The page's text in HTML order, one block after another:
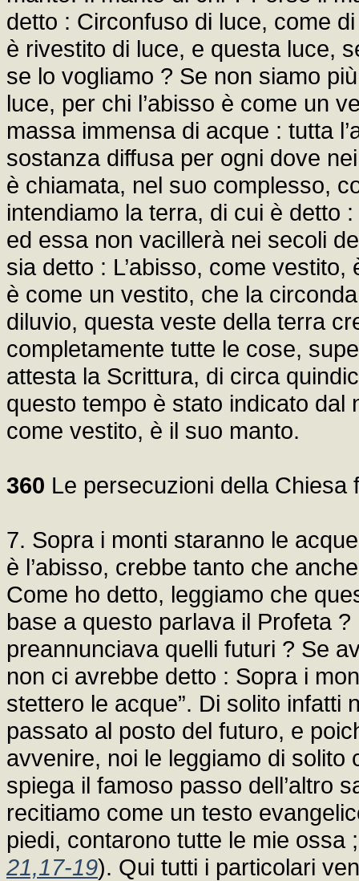
detto : Circonfuso di luce, come
è rivestito di luce, e questa luce,
se lo vogliamo ? Se non siamo
luce, per chi l’abisso è come un
massa immensa di acque : tutta
sostanza diffusa per ogni dove
è chiamata, nel suo complesso,
intendiamo la terra, di cui è detto
ed essa non vacillerà nei secoli
sia detto : L’abisso, come
è come un vestito, che la
diluvio, questa veste della terra
completamente tutte le cose,
attesta la Scrittura, di circa
questo tempo è stato indicato dal
come vestito, è il suo manto.
360 Le persecuzioni della Chiesa
7. Sopra i monti staranno le
è l’abisso, crebbe tanto che
Come ho detto, leggiamo che
base a questo parlava il Profeta
preannunciava quelli futuri ? Se
non ci avrebbe detto : Sopra i
stettero le acque”. Di solito infatti
passato al posto del futuro, e
avvenire, noi le leggiamo di
spiega il famoso passo dell’altro
recitiamo come un testo
piedi, contarono tutte le mie
21,17-19). Qui tutti i particolari